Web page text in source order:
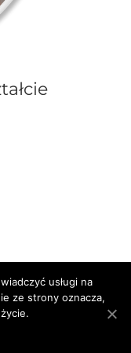
prawa
usługi na
ze strony oznacza,